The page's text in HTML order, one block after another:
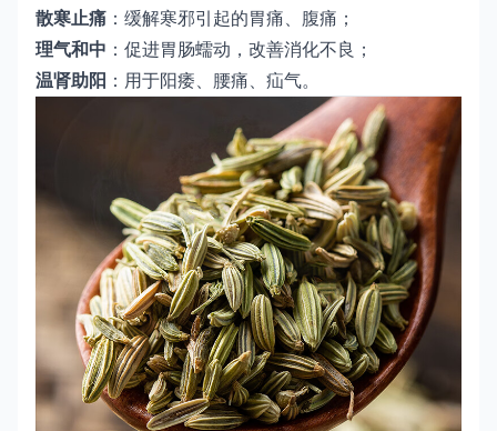
散寒止痛 ：缓解寒邪引起的胃痛、腹痛；
理气和中 ：促进胃肠蠕动，改善消化不良；
温肾助阳 ：用于阳痿、腰痛、疝气。